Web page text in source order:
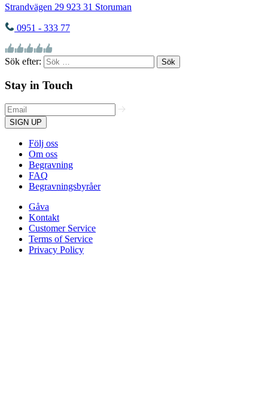
Strandvägen 29 923 31 Storuman
0951 - 333 77
Sök efter:
Stay in Touch
SIGN UP
Följ oss
Om oss
Begravning
FAQ
Begravningsbyråer
Gåva
Kontakt
Customer Service
Terms of Service
Privacy Policy